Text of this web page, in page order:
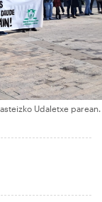
Udaletxe parean.